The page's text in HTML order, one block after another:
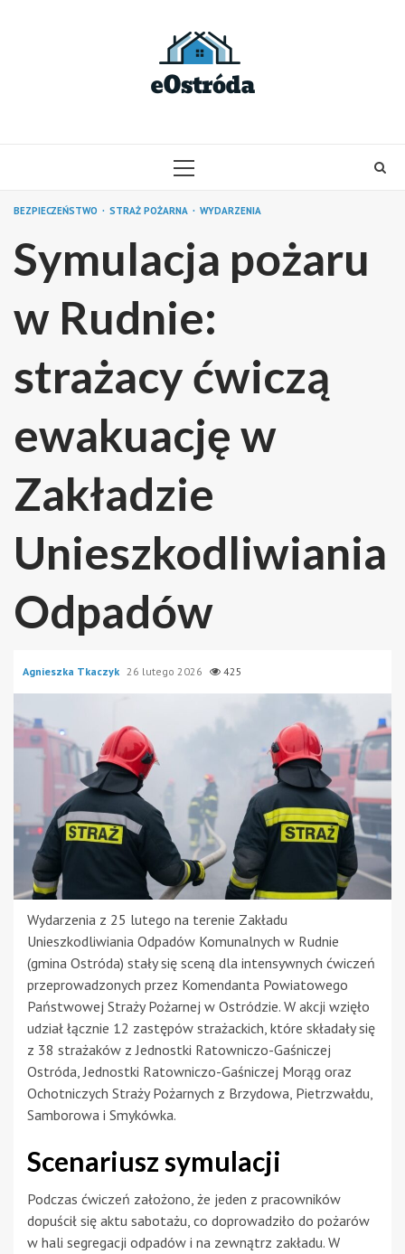
PRIMARY
BEZPIECZEŃSTWO STRAŻ POŻARNA WYDARZENIA
Symulacja pożaru
w Rudnie:
strażacy ćwiczą
ewakuację w
Zakładzie
Unieszkodliwiania
Odpadów
Agnieszka Tkaczyk 26 lutego 2026 425
Wydarzenia z 25 lutego na terenie Zakładu
Unieszkodliwiania Odpadów Komunalnych w Rudnie
(gmina Ostróda) stały się sceną dla intensywnych ćwiczeń
przeprowadzonych przez Komendanta Powiatowego
Państwowej Straży Pożarnej w Ostródzie. W akcji wzięło
udział łącznie 12 zastępów strażackich, które składały się
z 38 strażaków z Jednostki Ratowniczo-Gaśniczej
Ostróda, Jednostki Ratowniczo-Gaśniczej Morąg oraz
Ochotniczych Straży Pożarnych z Brzydowa, Pietrzwałdu,
Samborowa i Smykówka.
Scenariusz symulacji
Podczas ćwiczeń założono, że jeden z pracowników
dopuścił się aktu sabotażu, co doprowadziło do pożarów
w hali segregacji odpadów i na zewnątrz zakładu. W